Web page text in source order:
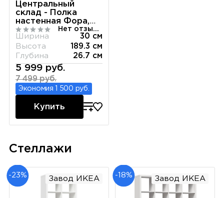
Центральный
склад - Полка
настенная Фора,
30х189х27 см,
белый
Нет отзывов
Ширина
30 см
Высота
189.3 см
Глубина
26.7 см
5 999 руб.
7 499 руб.
Экономия 1 500 руб.
Купить
Стеллажи
-23% Завод ИКЕА -18% Завод ИКЕА